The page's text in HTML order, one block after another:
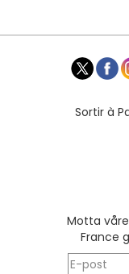
Sortir à
Motta
France